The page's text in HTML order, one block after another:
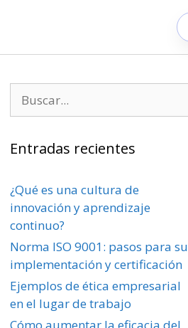
Entradas recientes
¿Qué es una cultura de
innovación y aprendizaje
continuo?
Norma ISO 9001: pasos para su
implementación y certificación
Ejemplos de ética empresarial
en el lugar de trabajo